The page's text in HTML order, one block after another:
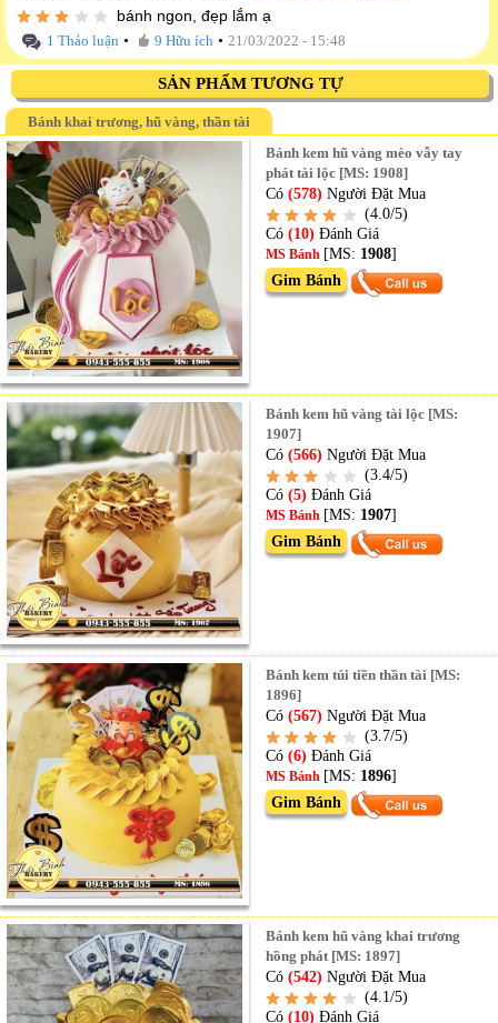
bánh ngon, đẹp lắm ạ
1 Thảo luận • 9 Hữu ích • 21/03/2022 - 15:48
SẢN PHẨM TƯƠNG TỰ
Bánh khai trương, hũ vàng, thần tài
Bánh kem hũ vàng mèo vẫy tay
phát tài lộc [MS: 1908]
Có(578) Người Đặt Mua
(4.0/5)
Có (10)Đánh Giá
MS Bánh [MS: 1908]
Gim Bánh
Bánh kem hũ vàng tài lộc [MS:
1907]
Có(566) Người Đặt Mua
(3.4/5)
Có (5)Đánh Giá
MS Bánh [MS: 1907]
Gim Bánh
Bánh kem túi tiền thần tài [MS:
1896]
Có(567) Người Đặt Mua
(3.7/5)
Có (6)Đánh Giá
MS Bánh [MS: 1896]
Gim Bánh
Bánh kem hũ vàng khai trương
hồng phát [MS: 1897]
Có(542) Người Đặt Mua
(4.1/5)
Có (10)Đánh Giá